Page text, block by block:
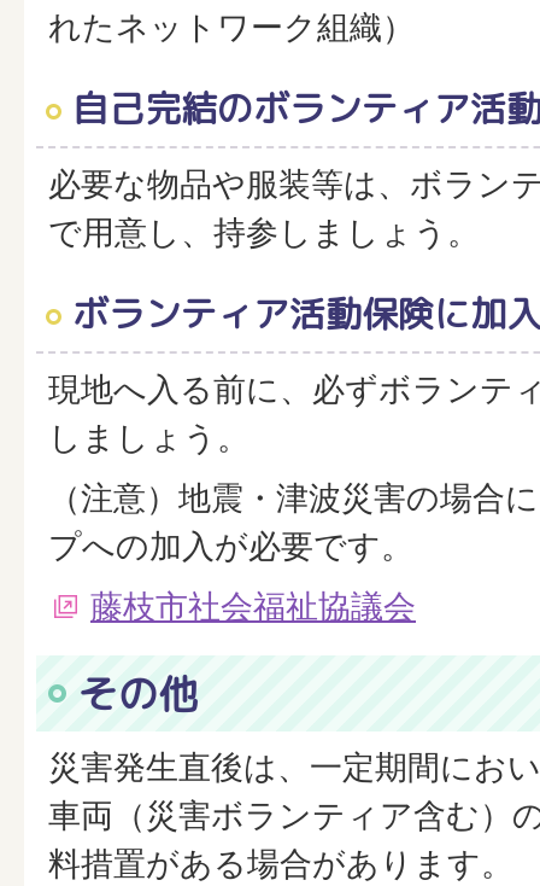
れたネットワーク組織）
自己完結のボランティア活
必要な物品や服装等は、ボラン
で用意し、持参しましょう。
ボランティア活動保険に加
現地へ入る前に、必ずボランテ
しましょう。
（注意）地震・津波災害の場合
プへの加入が必要です。
藤枝市社会福祉協議会
その他
災害発生直後は、一定期間にお
車両（災害ボランティア含む）
料措置がある場合があります。